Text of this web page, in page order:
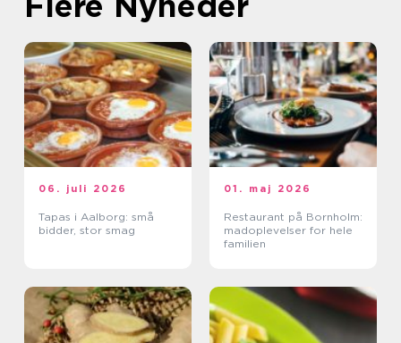
06. juli 2026
Tapas i Aalborg: små
bidder, stor smag
01. maj 2026
Restaurant på Bornholm:
madoplevelser for hele
familien